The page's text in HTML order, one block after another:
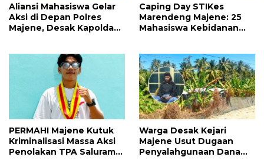
Aliansi Mahasiswa Gelar
Aksi di Depan Polres
Majene, Desak Kapolda
Caping Day STIKes
Marendeng Majene: 25
Mahasiswa Kebidanan
PERMAHI Majene Kutuk
Kriminalisasi Massa Aksi
Penolakan TPA Saluramo,
Warga Desak Kejari
Majene Usut Dugaan
Penyalahgunaan Dana